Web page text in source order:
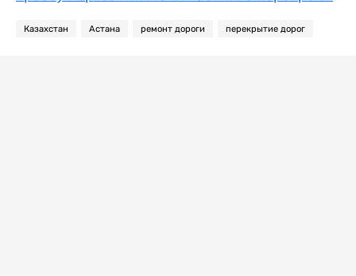
Казахстан Астана ремонт дороги перекрытие дорог